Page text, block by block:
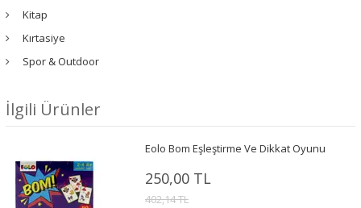
Kitap
Kırtasiye
Spor & Outdoor
İlgili Ürünler
Eolo Bom Eşleştirme Ve Dikkat Oyunu
250,00 TL
402,14 TL